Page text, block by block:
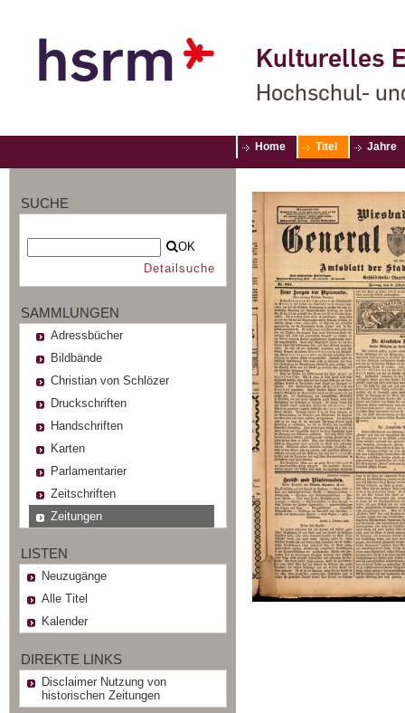
Kulturelles
Hochschul-
Home Titel Jahre
SUCHE
OK
Detailsuche
SAMMLUNGEN
Adressbücher
Bildbände
Christian von Schlözer
Druckschriften
Handschriften
Karten
Parlamentarier
Zeitschriften
Zeitungen
LISTEN
Neuzugänge
Alle Titel
Kalender
DIREKTE LINKS
Disclaimer Nutzung von
historischen Zeitungen